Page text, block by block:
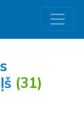
(31)